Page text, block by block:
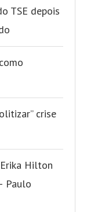
TSE depois
crise
Hilton
Paulo